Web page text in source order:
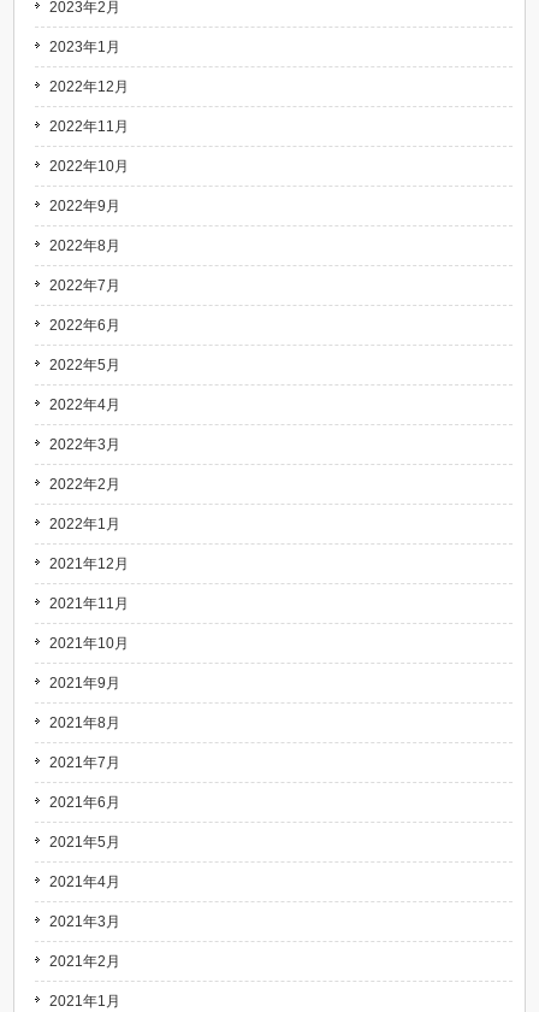
2023年2月
2023年1月
2022年12月
2022年11月
2022年10月
2022年9月
2022年8月
2022年7月
2022年6月
2022年5月
2022年4月
2022年3月
2022年2月
2022年1月
2021年12月
2021年11月
2021年10月
2021年9月
2021年8月
2021年7月
2021年6月
2021年5月
2021年4月
2021年3月
2021年2月
2021年1月